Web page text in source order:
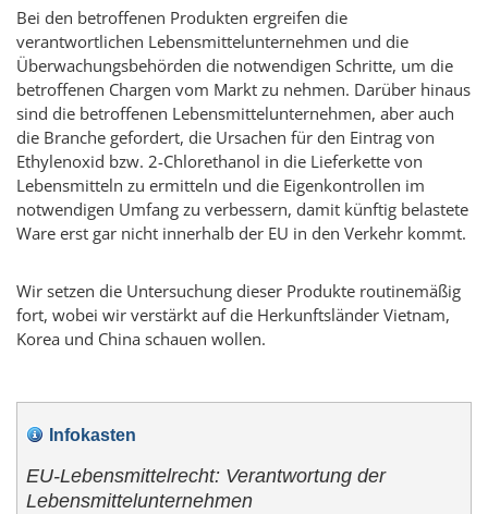
Bei den betroffenen Produkten ergreifen die
verantwortlichen Lebensmittelunternehmen und die
Überwachungsbehörden die notwendigen Schritte, um die
betroffenen Chargen vom Markt zu nehmen. Darüber hinaus
sind die betroffenen Lebensmittelunternehmen, aber auch
die Branche gefordert, die Ursachen für den Eintrag von
Ethylenoxid bzw. 2-Chlorethanol in die Lieferkette von
Lebensmitteln zu ermitteln und die Eigenkontrollen im
notwendigen Umfang zu verbessern, damit künftig belastete
Ware erst gar nicht innerhalb der EU in den Verkehr kommt.
Wir setzen die Untersuchung dieser Produkte routinemäßig
fort, wobei wir verstärkt auf die Herkunftsländer Vietnam,
Korea und China schauen wollen.
Infokasten
EU-Lebensmittelrecht: Verantwortung der
Lebensmittelunternehmen